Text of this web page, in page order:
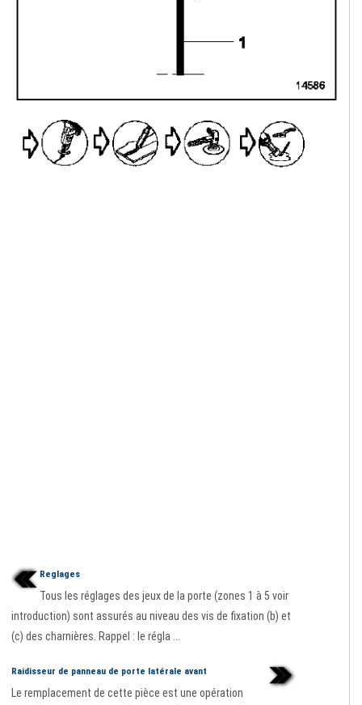
Reglages
Tous les réglages des jeux de la porte (zones 1 à 5 voir
introduction) sont assurés au niveau des vis de fixation (b) et
(c) des charnières. Rappel : le régla ...
Raidisseur de panneau de porte latérale avant
Le remplacement de cette pièce est une opération